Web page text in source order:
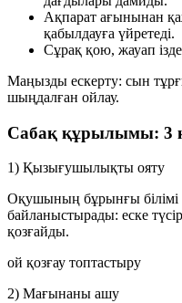
Ақпарат ағынынан
қабылдауға үйретеді.
Сұрақ қою, жауап
Маңызды ескерту: сын
шыңдалған ойлау.
Сабақ құрылымы: 3
1) Қызығушылықты ояту
Оқушының бұрынғы білімі
байланыстырады: еске
қозғайды.
ой қозғау топтастыру
2) Мағынаны ашу